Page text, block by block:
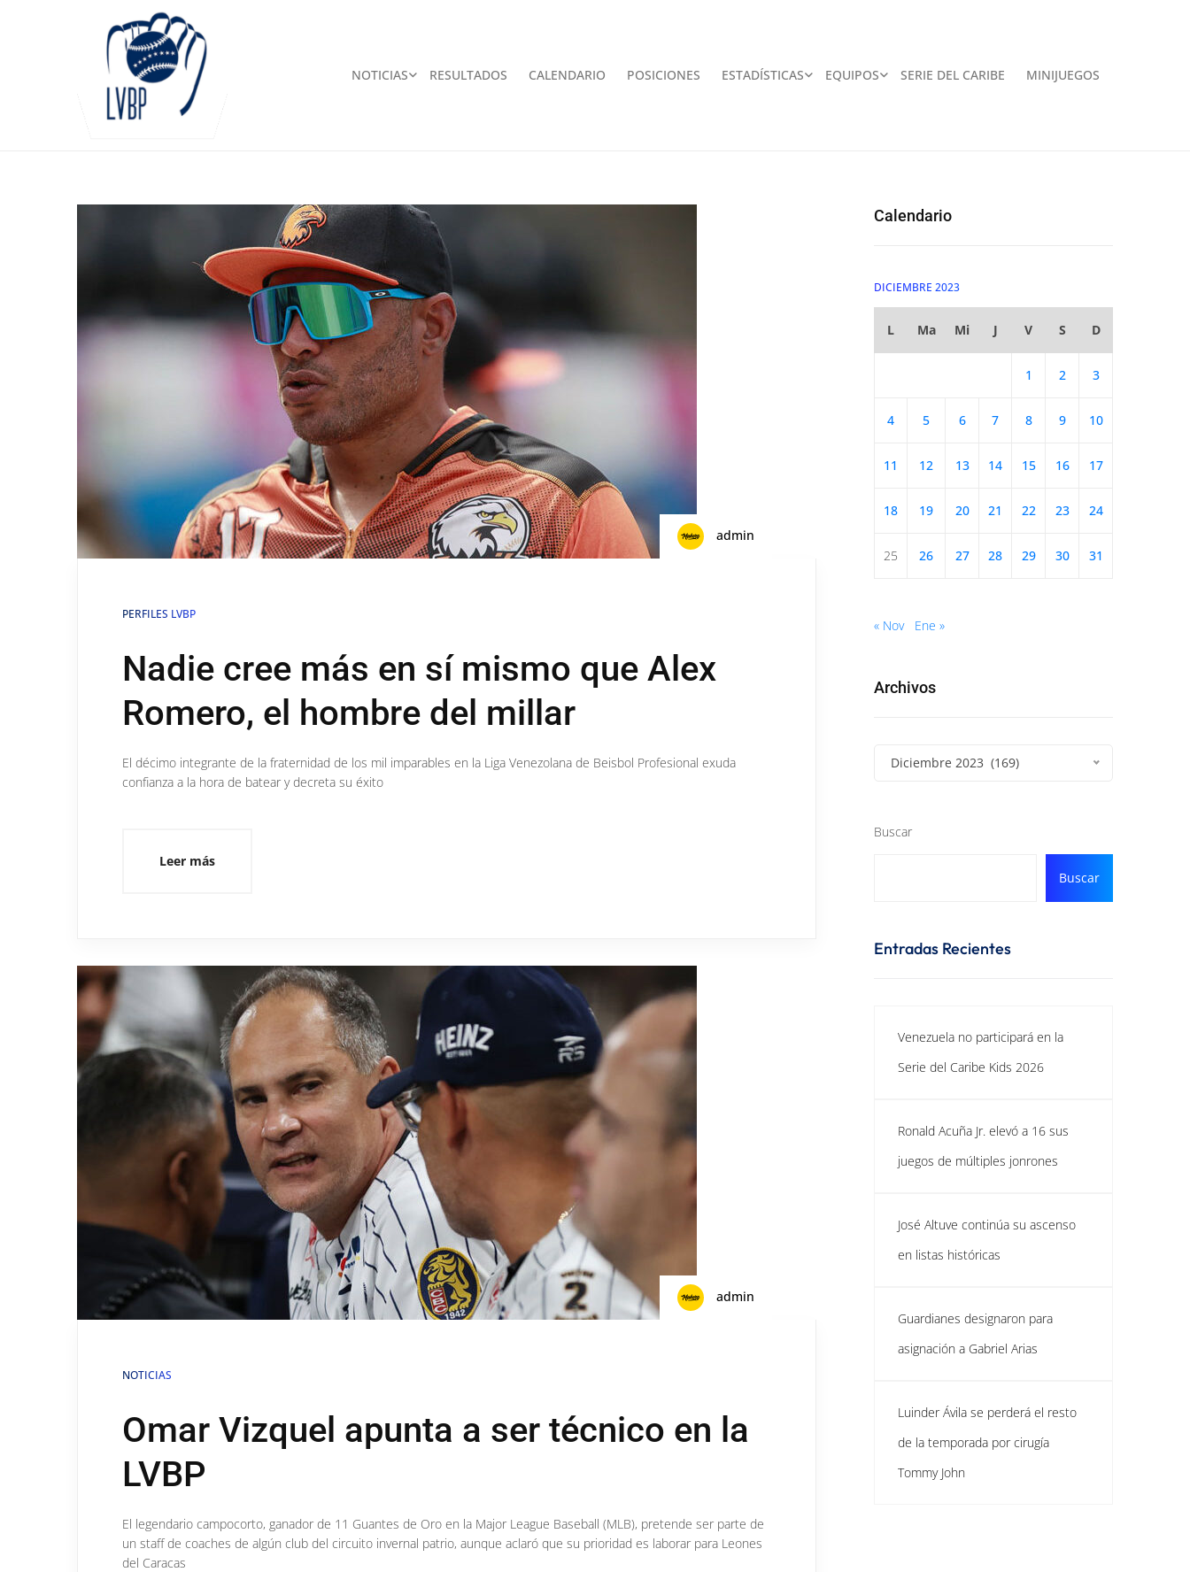
NOTICIAS RESULTADOS CALENDARIO POSICIONES ESTADÍSTICAS EQUIPOS SERIE DEL CARIBE MINIJUEGOS
admin
PERFILES LVBP
Nadie cree más en sí mismo que Alex
Romero, el hombre del millar
El décimo integrante de la fraternidad de los mil imparables en la Liga Venezolana de Beisbol Profesional exuda
confianza a la hora de batear y decreta su éxito
Leer más
admin
NOTICIAS
Omar Vizquel apunta a ser técnico en la
LVBP
El legendario campocorto, ganador de 11 Guantes de Oro en la Major League Baseball (MLB), pretende ser parte de
un staff de coaches de algún club del circuito invernal patrio, aunque aclaró que su prioridad es laborar para Leones
del Caracas
Calendario
DICIEMBRE 2023
L Ma Mi J V S D
1 2 3
4 5 6 7 8 9 10
11 12 13 14 15 16 17
18 19 20 21 22 23 24
25 26 27 28 29 30 31
« Nov Ene »
Archivos
Diciembre 2023 (169)
Buscar
Buscar
Entradas Recientes
Venezuela no participará en la
Serie del Caribe Kids 2026
Ronald Acuña Jr. elevó a 16 sus
juegos de múltiples jonrones
José Altuve continúa su ascenso
en listas históricas
Guardianes designaron para
asignación a Gabriel Arias
Luinder Ávila se perderá el resto
de la temporada por cirugía
Tommy John